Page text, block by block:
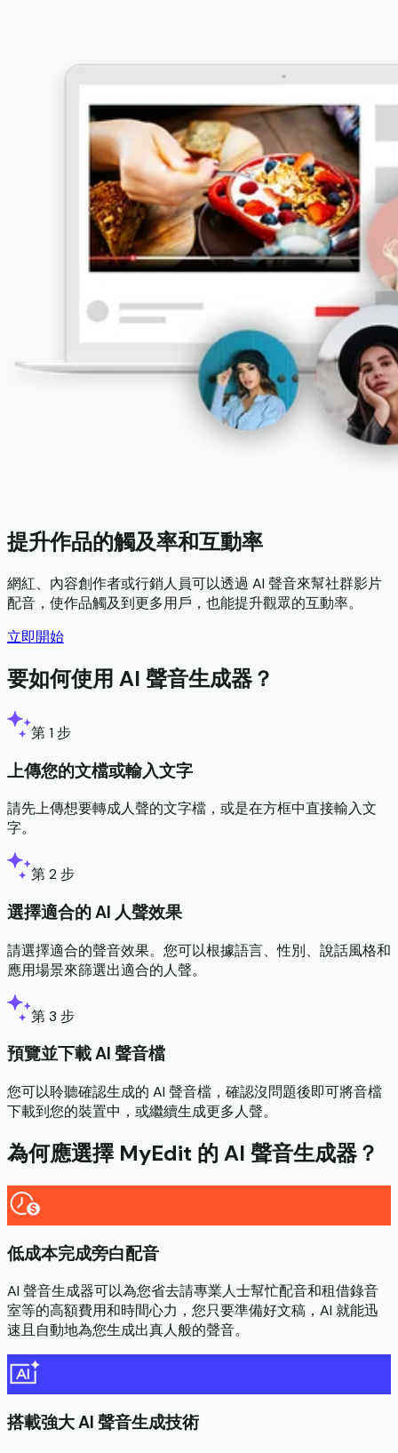
提升作品的觸及率和互動率
網紅、內容創作者或行銷人員可以透過 AI 聲音來幫社群影片
配音，使作品觸及到更多用戶，也能提升觀眾的互動率。
立即開始
要如何使用 AI 聲音生成器？
第 1 步
上傳您的文檔或輸入文字
請先上傳想要轉成人聲的文字檔，或是在方框中直接輸入文
字。
第 2 步
選擇適合的 AI 人聲效果
請選擇適合的聲音效果。您可以根據語言、性別、說話風格和
應用場景來篩選出適合的人聲。
第 3 步
預覽並下載 AI 聲音檔
您可以聆聽確認生成的 AI 聲音檔，確認沒問題後即可將音檔
下載到您的裝置中，或繼續生成更多人聲。
為何應選擇 MyEdit 的 AI 聲音生成器？
低成本完成旁白配音
AI 聲音生成器可以為您省去請專業人士幫忙配音和租借錄音
室等的高額費用和時間心力，您只要準備好文稿，AI 就能迅
速且自動地為您生成出真人般的聲音。
搭載強大 AI 聲音生成技術